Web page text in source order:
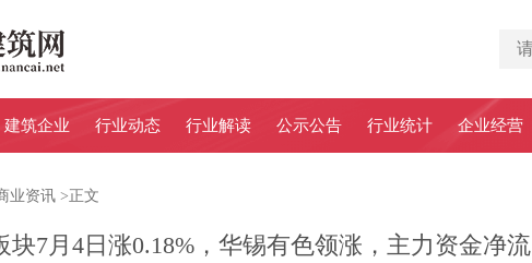
建筑企业 行业动态 行业解读 公示公告 行业统计 企业经营
业资讯 > 正文
块7月4日涨0.18%，华锡有色领涨，主力资金净流